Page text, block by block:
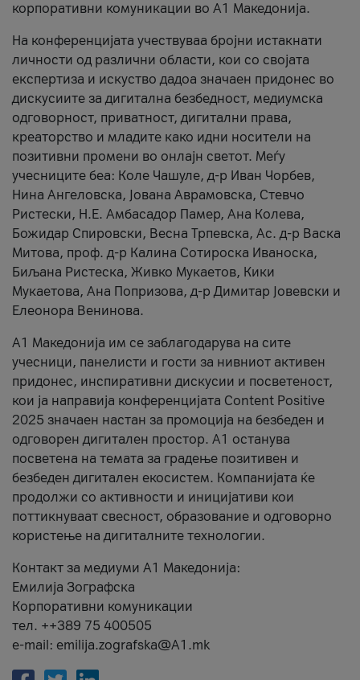
корпоративни комуникации во А1 Македонија.
На конференцијата учествуваа бројни истакнати
личности од различни области, кои со својата
експертиза и искуство дадоа значаен придонес во
дискусиите за дигитална безбедност, медиумска
одговорност, приватност, дигитални права,
креаторство и младите како идни носители на
позитивни промени во онлајн светот. Меѓу
учесниците беа: Коле Чашуле, д-р Иван Чорбев,
Нина Ангеловска, Јована Аврамовска, Стевчо
Ристески, Н.Е. Амбасадор Памер, Ана Колева,
Божидар Спировски, Весна Трпевска, Ас. д-р Васка
Митова, проф. д-р Калина Сотироска Иваноска,
Биљана Ристеска, Живко Мукаетов, Кики
Мукаетова, Ана Попризова, д-р Димитар Јовевски и
Елеонора Венинова.
А1 Македонија им се заблагодарува на сите
учесници, панелисти и гости за нивниот активен
придонес, инспиративни дискусии и посветеност,
кои ја направија конференцијата Content Positive
2025 значаен настан за промоција на безбеден и
одговорен дигитален простор. А1 останува
посветена на темата за градење позитивен и
безбеден дигитален екосистем. Компанијата ќе
продолжи со активности и иницијативи кои
поттикнуваат свесност, образование и одговорно
користење на дигиталните технологии.
Контакт за медиуми А1 Македонија:
Емилија Зографска
Корпоративни комуникации
тел. ++389 75 400505
e-mail: emilija.zografska@A1.mk